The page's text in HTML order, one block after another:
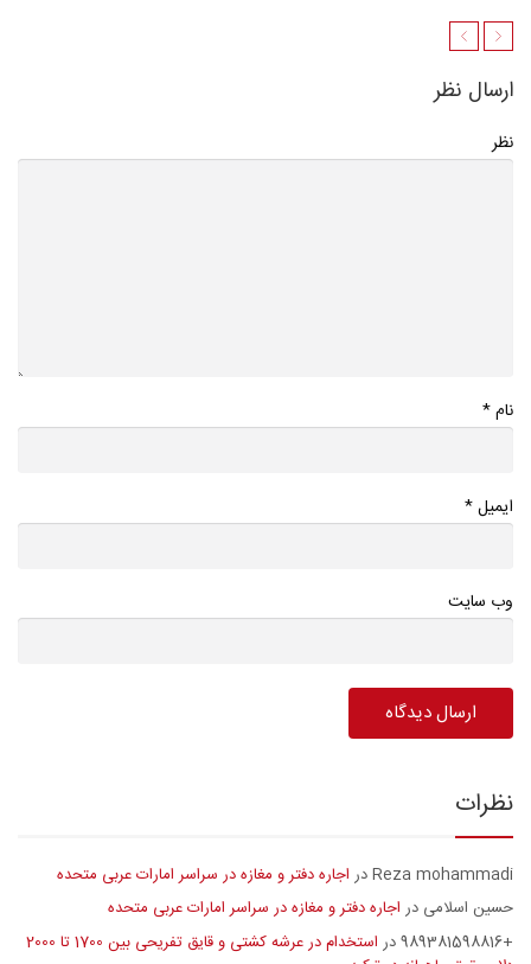
ارسال نظر
نظر
نام*
ایمیل*
وب سایت
نظرات
Reza mohammadiدر اجاره دفتر و مغازه در سراسر امارات عربی متحده
حسین اسلامی در اجاره دفتر و مغازه در سراسر امارات عربی متحده
+989381598816
در
استخدام در عرشه کشتی و قایق تفریحی بین 1700 تا 2000